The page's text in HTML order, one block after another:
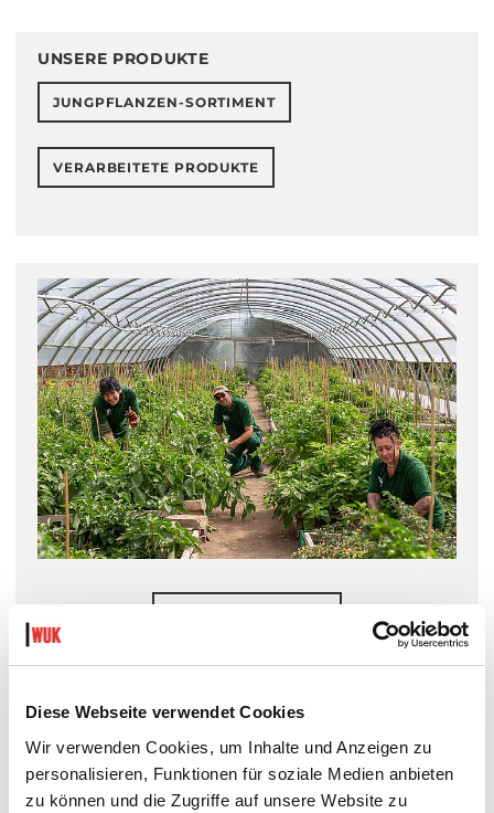
Diese Webseite verwendet Cookies
Wir verwenden Cookies, um Inhalte und Anzeigen zu
personalisieren, Funktionen für soziale Medien anbieten
zu können und die Zugriffe auf unsere Website zu
UNSERE PRODUKTE
JUNGPFLANZEN-SORTIMENT
VERARBEITETE PRODUKTE